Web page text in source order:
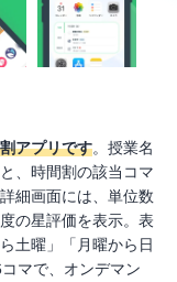
アプリです。授業名
、時間割の該当コマ
細画面には、単位数
の星評価を表示。表
土曜」「月曜から日
マで、オンデマン